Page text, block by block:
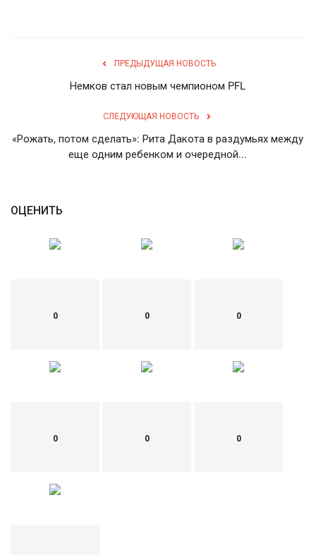
ПРЕДЫДУЩАЯ НОВОСТЬ
Немков стал новым чемпионом PFL
СЛЕДУЮЩАЯ НОВОСТЬ
«Рожать, потом сделать»: Рита Дакота в раздумьях между
еще одним ребенком и очередной...
ОЦЕНИТЬ
0 0 0
0 0 0